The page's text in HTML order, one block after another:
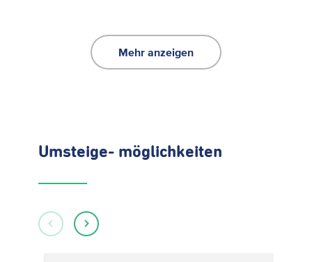
Mehr anzeigen
Umsteige- möglichkeiten